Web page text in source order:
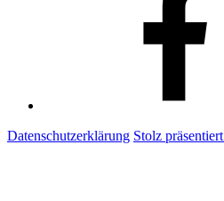
Datenschutzerklärung Stolz